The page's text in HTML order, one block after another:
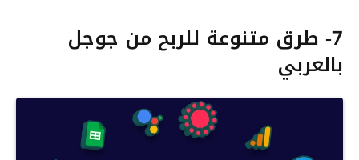
7- طرق متنوعة للربح من جوجل
بالعربي